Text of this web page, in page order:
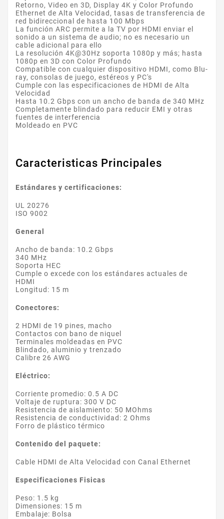
Retorno, Video en 3D, Display 4K y Color Profundo
Ethernet de Alta Velocidad, tasas de transferencia de
red bidireccional de hasta 100 Mbps
La función ARC permite a la TV por HDMI enviar el
sonido a un sistema de audio; no es necesario un
cable adicional para ello
La resolución 4K@30Hz soporta 1080p y más; hasta
1080p en 3D con Color Profundo
Compatible con cualquier dispositivo HDMI, como Blu-
ray, consolas de juego, estéreos y PC's
Cumple con las especificaciones de HDMI de Alta
Velocidad
Hasta 10.2 Gbps con un ancho de banda de 340 MHz
Completamente blindado para reducir EMI y otras
fuentes de interferencia
Moldeado en PVC
Caracteristicas Principales
Estándares y certificaciones:
UL 20276
ISO 9002
General
Ancho de banda: 10.2 Gbps
340 MHz
Soporta HEC
Cumple o excede con los estándares actuales de
HDMI
Longitud: 15 m
Conectores:
2 HDMI de 19 pines, macho
Contactos con bano de niquel
Terminales moldeadas en PVC
Blindado, aluminio y trenzado
Calibre 26 AWG
Eléctrico:
Corriente promedio: 0.5 A DC
Voltaje de ruptura: 300 V DC
Resistencia de aislamiento: 50 MOhms
Resistencia de conductividad: 2 Ohms
Forro de plástico térmico
Contenido del paquete:
Cable HDMI de Alta Velocidad con Canal Ethernet
Especificaciones Fisicas
Peso: 1.5 kg
Dimensiones: 15 m
Embalaje: Bolsa